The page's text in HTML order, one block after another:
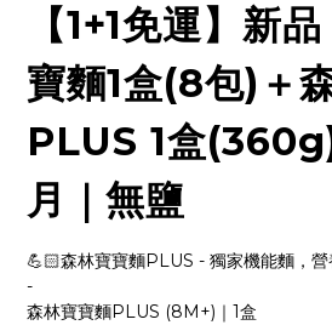
🍜 限量下單即贈 ▶︎ 南瓜x麻油
【1+1免運】新
寶麵1盒(8包)＋
PLUS 1盒
月｜無鹽
💪🏻森林寶寶麵PLUS - 獨家機能麵，營
-
森林寶寶麵PLUS (8M+)｜1盒